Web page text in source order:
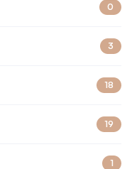
0
3
18
19
1